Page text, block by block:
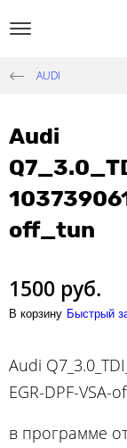
AUDI
Audi
off_tun
1500 руб.
В корзину Быстрый
Audi
EGR-DPF-VSA-
в программе